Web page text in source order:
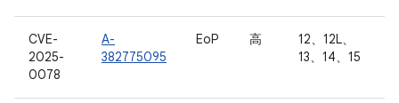
CVE-
2025-
0078
A-
382775095
EoP 高
12、12L、
13、14、15